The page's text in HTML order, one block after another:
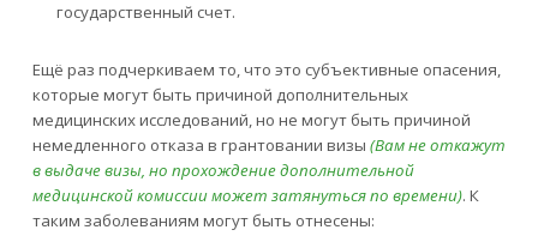
государственный счет.
Ещё раз подчеркиваем то, что это субъективные опасения,
которые могут быть причиной дополнительных
медицинских исследований, но не могут быть причиной
немедленного отказа в грантовании визы (Вам не откажут
в выдаче визы, но прохождение дополнительной
медицинской комиссии может затянуться по времени). К
таким заболеваниям могут быть отнесены: